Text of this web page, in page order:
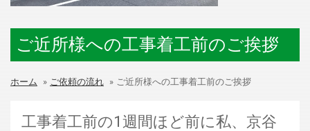
ご近所様への工事着工前のご挨拶
ホーム » ご依頼の流れ » ご近所様への工事着工前のご挨拶
工事着工前の1週間ほど前に私、京谷